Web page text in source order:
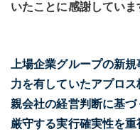
いたことに感謝していま
上場企業グループの新
力を有していたアプロス
親会社の経営判断に基
厳守する実行確実性を